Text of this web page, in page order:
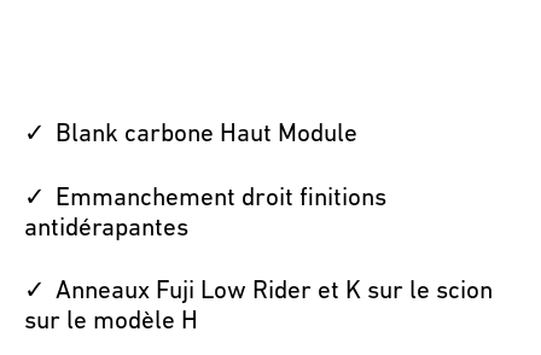
Blank carbone Haut Module
Emmanchement droit finitions
antidérapantes
Anneaux Fuji Low Rider et K sur le scion
sur le modèle H